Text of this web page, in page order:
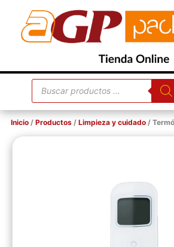
Inicio / Productos / Limpieza y cuidado /